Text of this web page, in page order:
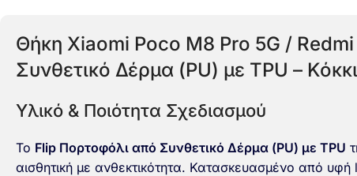
Θήκη Xiaomi Poco M8 Pro 5G /
Συνθετικό Δέρμα (PU) με TPU –
Υλικό & Ποιότητα Σχεδιασμού
Το Flip Πορτοφόλι από Συνθετικό Δέρμα (PU) με TPU
αισθητική με ανθεκτικότητα. Κατασκευασμένο από